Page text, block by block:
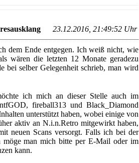
23.12.2016, 21:49:52 Uhr
dem Ende entgegen. Ich weiß nicht, wie
wären die letzten 12 Monate geradezu
bei selber Gelegenheit schrieb, man wird
ich mich an dieser Stelle auch im
fireball313 und Black_Diamond
unterstützt haben, wobei einige von
aktiv an N.i.n.Retro mitgewirkt haben,
neuen Scans versorgt. Falls ich bei der
möge man mich bitte per E-Mail oder im
kann.